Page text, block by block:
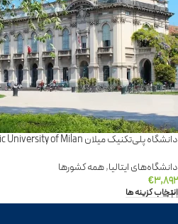
دانشگاه پلی‌تکنیک میلان The Polytechnic University of Milan
دانشگاه‌های ایتالیا,همه کشورها
€۳,۸۹۲
انتخاب گزینه ها1
2
→